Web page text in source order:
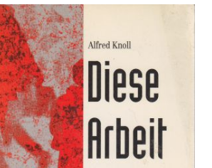
macht krank (1992)
hinzufügen
"epidemiologischen
Hotel- und Gastgewerbe